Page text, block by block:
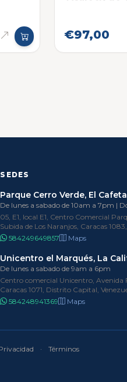
€97,00
SEDES
Parque Cerro Verde, El
De lunes a sabado de 10am a 7pm |
05, E1, local E1, Centro Comercial
Subida de Los Naranjos, Caracas
584249649857
Maps
Unicentro el Marqués, La
De lunes a sabado de 9am a 6pm
Centro comercial Unicentro, Avenida
Caracas 1071, Distrito Capital,
584248941369
Maps
· Términos